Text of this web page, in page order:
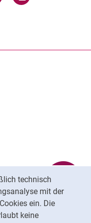
technisch
mit der
ein. Die
keine